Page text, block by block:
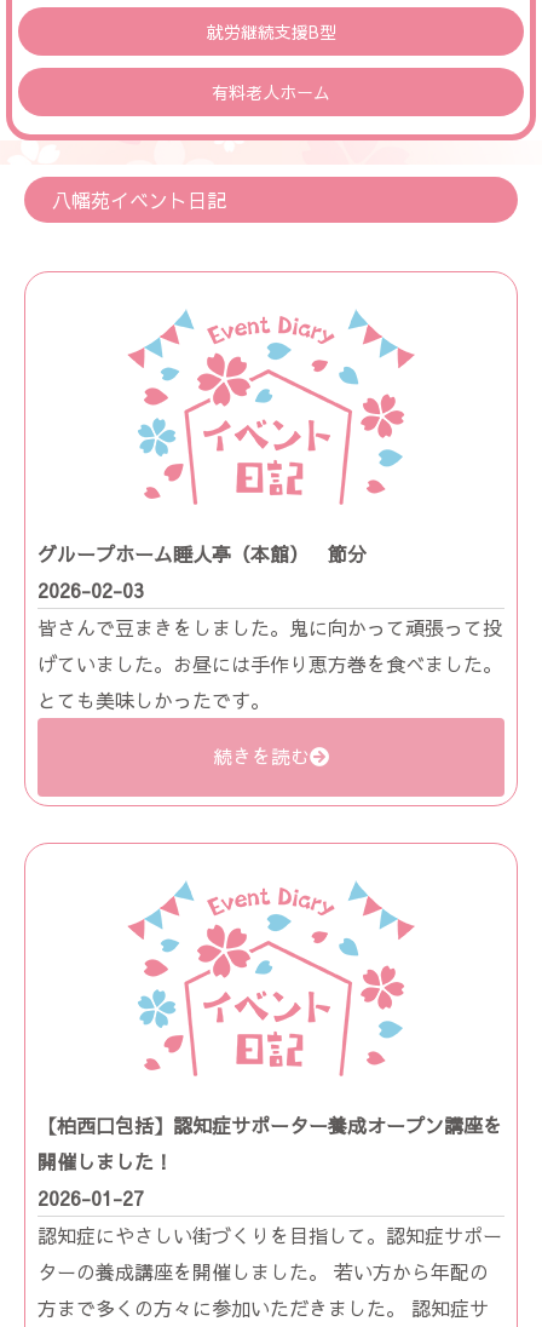
就労継続支援B型
有料老人ホーム
八幡苑イベント日記
グループホーム睡人亭（本館） 節分
2026-02-03
皆さんで豆まきをしました。鬼に向かって頑張って投
げていました。お昼には手作り恵方巻を食べました。
とても美味しかったです。
続きを読む
【柏西口包括】認知症サポーター養成オープン講座を
開催しました！
2026-01-27
認知症にやさしい街づくりを目指して。認知症サポー
ターの養成講座を開催しました。 若い方から年配の
方まで多くの方々に参加いただきました。 認知症サ